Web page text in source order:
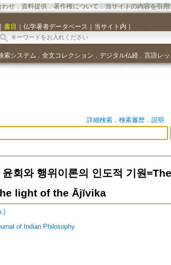
わせ． 資料提供． 著作権について．当サイトの内容を引用
｜ 書目 ｜ 仏学著者データベース ｜ 当サイト内 ｜
索システム ． 全文コレクション ． デジタル仏経． 言語レッ
詳細検索． 検索履歴． 説明
회와 행위이론의 인도적 기원
light of the Ājīvika
of Indian Philosophy